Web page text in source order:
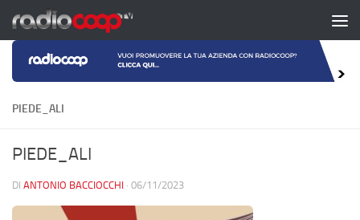
Salta al contenuto
PIEDE_ALI
PIEDE_ALI
DI ANTONIO BACCIOCCHI · 06/11/2023